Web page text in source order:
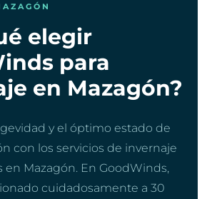
elegir
para
en Mazagón?
y el óptimo estado de
con los servicios de invernaje
en Mazagón. En GoodWinds,
cuidadosamente a 30